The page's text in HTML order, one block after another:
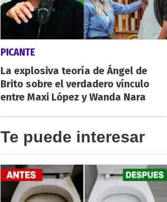
PICANTE
La explosiva teoría de Ángel de
Brito sobre el verdadero vínculo
entre Maxi López y Wanda Nara
Te puede interesar